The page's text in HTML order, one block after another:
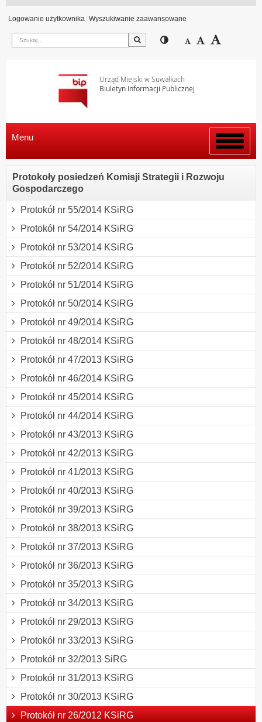
Logowanie użytkownika Wyszukiwanie zaawansowane
Szukaj Przełącz pomiędzy
Zmniejsz
Domyślny
Urząd Miejski w Suwałkach
Biuletyn Informacji Publicznej
Włącz
menu
Menu
Protokoły posiedzeń Komisji Strategii i Rozwoju
Gospodarczego
Protokół nr 55/2014 KSiRG
Protokół nr 54/2014 KSiRG
Protokół nr 53/2014 KSiRG
Protokół nr 52/2014 KSiRG
Protokół nr 51/2014 KSiRG
Protokół nr 50/2014 KSiRG
Protokół nr 49/2014 KSiRG
Protokół nr 48/2014 KSiRG
Protokół nr 47/2013 KSiRG
Protokół nr 46/2014 KSiRG
Protokół nr 45/2014 KSiRG
Protokół nr 44/2014 KSiRG
Protokół nr 43/2013 KSiRG
Protokół nr 42/2013 KSiRG
Protokół nr 41/2013 KSiRG
Protokół nr 40/2013 KSiRG
Protokół nr 39/2013 KSiRG
Protokół nr 38/2013 KSiRG
Protokół nr 37/2013 KSiRG
Protokół nr 36/2013 KSiRG
Protokół nr 35/2013 KSiRG
Protokół nr 34/2013 KSiRG
Protokół nr 29/2013 KSiRG
Protokół nr 33/2013 KSiRG
Protokół nr 32/2013 SiRG
Protokół nr 31/2013 KSiRG
Protokół nr 30/2013 KSiRG
Protokół nr 26/2012 KSiRG